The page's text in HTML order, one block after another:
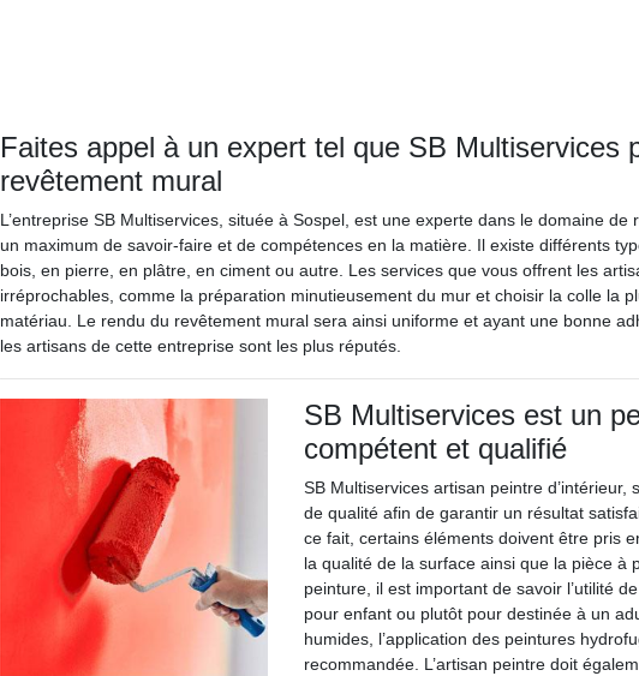
Faites appel à un expert tel que SB Multiservices
revêtement mural
L’entreprise SB Multiservices, située à Sospel, est une experte dans le domaine
un maximum de savoir-faire et de compétences en la matière. Il existe différents
bois, en pierre, en plâtre, en ciment ou autre. Les services que vous offrent les
irréprochables, comme la préparation minutieusement du mur et choisir la colle la
matériau. Le rendu du revêtement mural sera ainsi uniforme et ayant une bonne
les artisans de cette entreprise sont les plus réputés.
SB Multiservices est un
compétent et qualifié
SB Multiservices artisan peintre d’intérieur,
de qualité afin de garantir un résultat
ce fait, certains éléments doivent être pris
la qualité de la surface ainsi que la pièce à
peinture, il est important de savoir l’utilité de
pour enfant ou plutôt pour destinée à un
humides, l’application des peintures
recommandée. L’artisan peintre doit